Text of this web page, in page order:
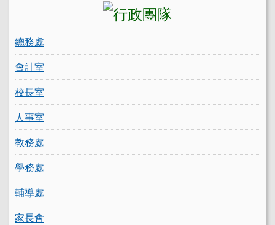
總務處
會計室
校長室
人事室
教務處
學務處
輔導處
家長會